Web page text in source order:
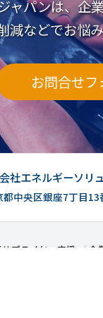
ャパンは、企
減などでお悩
お問合せフ
社エネルギーソリ
都中央区銀座7丁目13
プライヤー支援 企